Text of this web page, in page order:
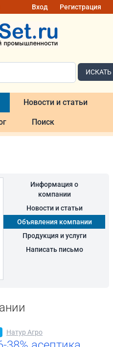
Вход Регистрация
ИСКАТЬ
Новости и статьи
Поиск
Информация о
компании
Новости и статьи
Объявления компании
Продукция и услуги
Написать письмо
Натур Агро